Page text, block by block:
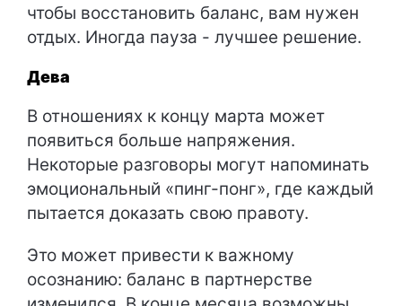
чтобы восстановить баланс, вам нужен
отдых. Иногда пауза - лучшее решение.
Дева
В отношениях к концу марта может
появиться больше напряжения.
Некоторые разговоры могут напоминать
эмоциональный «пинг-понг», где каждый
пытается доказать свою правоту.
Это может привести к важному
осознанию: баланс в партнерстве